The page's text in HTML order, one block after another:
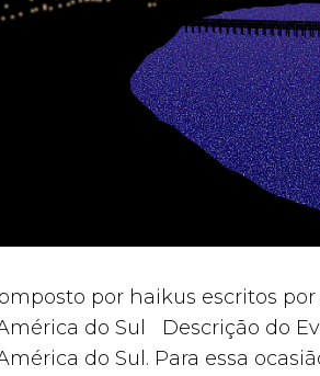
por haikus escritos
do Sul Descrição do
do Sul. Para essa